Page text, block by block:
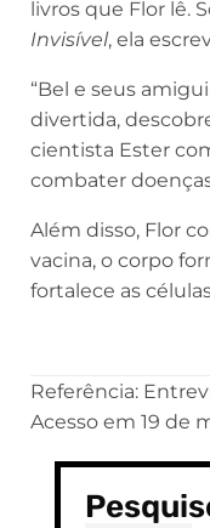
livros que Flor lê.
Invisível, ela
“Bel e seus
divertida,
cientista Ester
combater
Além disso, Flor
vacina, o corpo
fortalece as
Referência:
Acesso em 19 de